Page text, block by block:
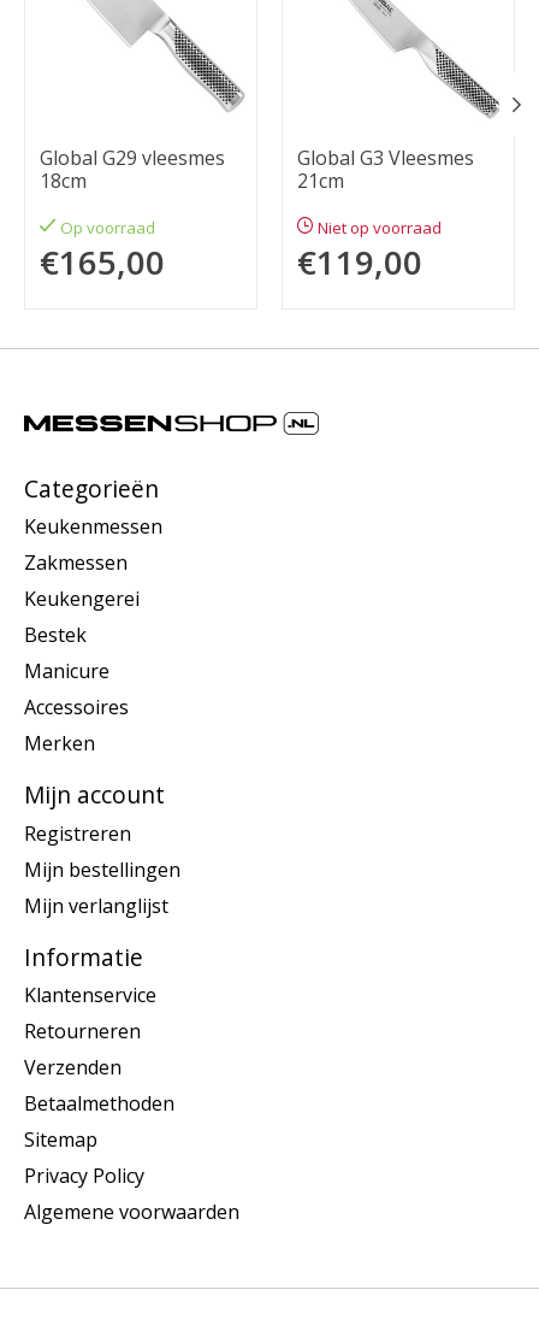
Global G29 vleesmes
18cm
Op voorraad
€165,00
Global G3 Vleesmes
21cm
Niet op voorraad
€119,00
Categorieën
Keukenmessen
Zakmessen
Keukengerei
Bestek
Manicure
Accessoires
Merken
Mijn account
Registreren
Mijn bestellingen
Mijn verlanglijst
Informatie
Klantenservice
Retourneren
Verzenden
Betaalmethoden
Sitemap
Privacy Policy
Algemene voorwaarden